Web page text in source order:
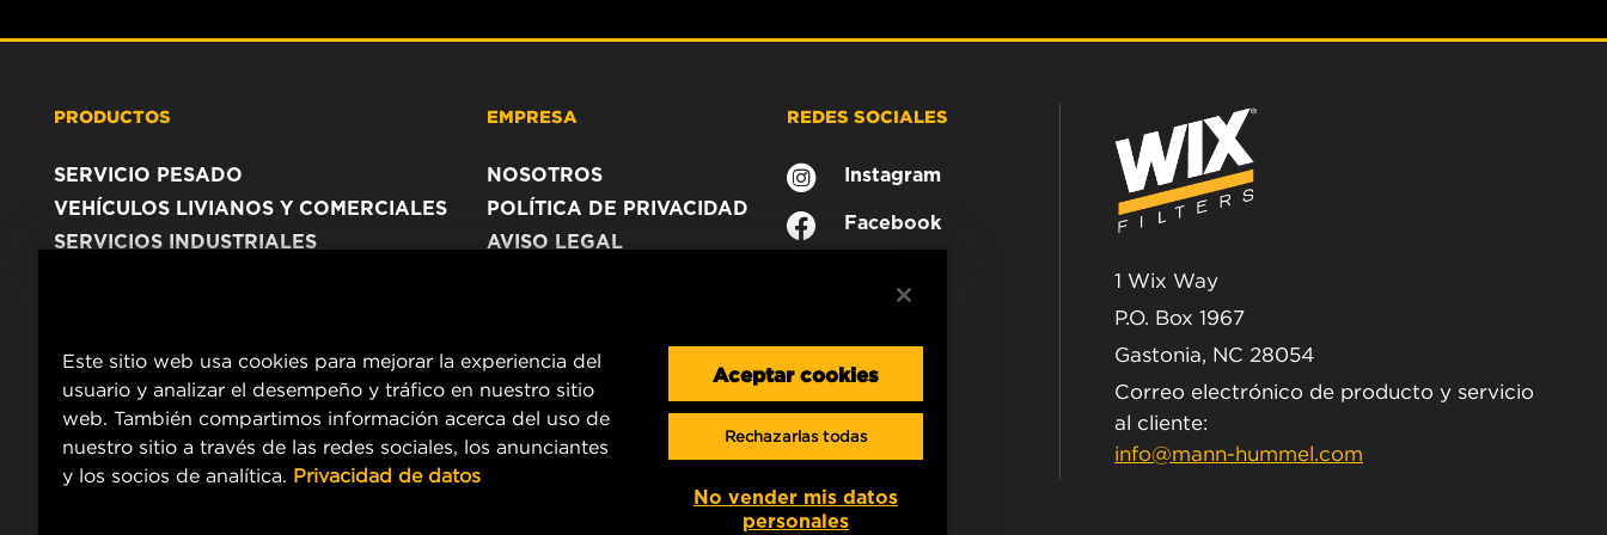
PRODUCTOS
SERVICIO PESADO
VEHÍCULOS LIVIANOS Y COMERCIALES
SERVICIOS INDUSTRIALES
EMPRESA
NOSOTROS
POLÍTICA DE PRIVACIDAD
AVISO LEGAL
REDES SOCIALES
Instagram
Facebook
1 Wix Way
P.O. Box 1967
Gastonia, NC 28054
Correo electrónico de producto y servicio
al cliente:
info@mann-hummel.com
Este sitio web usa cookies para mejorar la experiencia del
usuario y analizar el desempeño y tráfico en nuestro sitio
web. También compartimos información acerca del uso de
nuestro sitio a través de las redes sociales, los anunciantes
y los socios de analítica. Privacidad de datos
Aceptar cookies
Rechazarlas todas
No vender mis datos
personales